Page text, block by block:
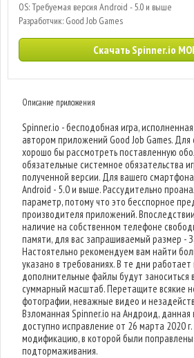
OS: Требуемая версия Android - 5.0 и выше
Разработчик: Good Job Games
Скачать Spinner.io
Описание приложения
Spinner.io - бесподобная игра,
автором приложений Good Job Games. Для
хорошо бы рассмотреть поставленную
обязательные системное обязательства
полученной версии. Для вашего
Android - 5.0 и выше. Рассудительно
параметр, потому что это бесспорное
производителя приложений.
наличие на собственном телефоне
памяти, для вас запрашиваемый размер -
Настоятельно рекомендуем вам найти
указано в требованиях. В те дни работает
дополнительные файлы будут заноситься
суммарный масштаб. Перетащите всякие
фотографии, неважные видео и
Взломанная Spinner.io на Андроид, данная
доступно исправление от 26 марта 2020
модификацию, в которой были
подтормаживания.